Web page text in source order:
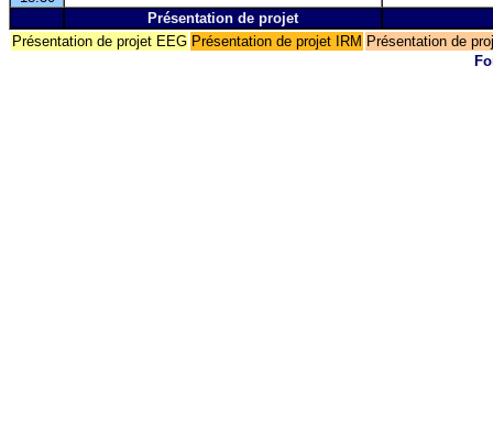
Présentation de projet
Présentation de projet EEG Présentation de projet IRM Présentation de